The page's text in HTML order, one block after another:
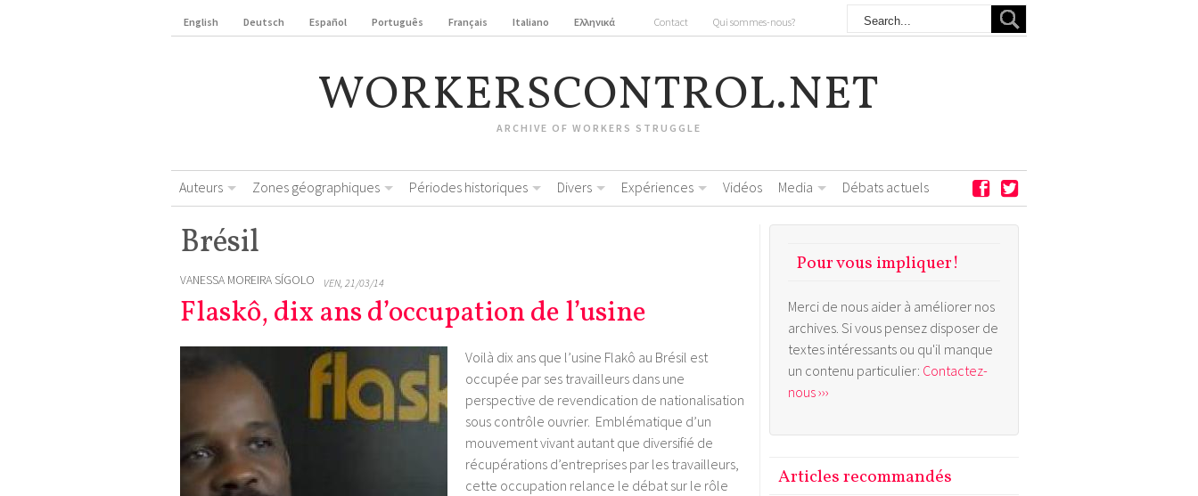
English Deutsch Español Português Français Italiano Ελληνικά Contact Qui sommes-nous?
WORKERSCONTROL.NET
ARCHIVE OF WORKERS STRUGGLE
Auteurs Zones géographiques Périodes historiques Divers Expériences Vidéos Media Débats actuels
Brésil
VANESSA MOREIRA SÍGOLO VEN, 21/03/14
Flaskô, dix ans d’occupation de l’usine
Voilà dix ans que l’usine Flakô au Brésil est
occupée par ses travailleurs dans une
perspective de revendication de nationalisation
sous contrôle ouvrier. Emblématique d’un
mouvement vivant autant que diversifié de
récupérations d’entreprises par les travailleurs,
cette occupation relance le débat sur le rôle
Pour vous impliquer!
Merci de nous aider à améliorer nos
archives. Si vous pensez disposer de
textes intéressants ou qu'il manque
un contenu particulier: Contactez-
nous ›››
Articles recommandés